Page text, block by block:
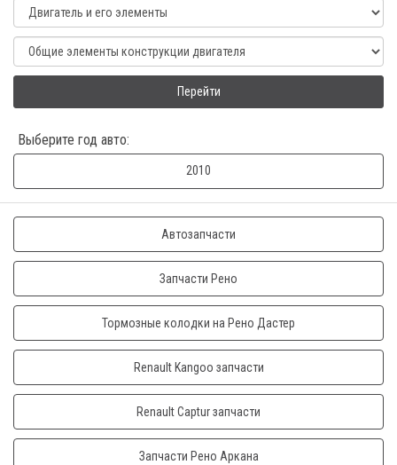
Перейти
Выберите год авто:
2010
Автозапчасти
Запчасти Рено
Тормозные колодки на Рено Дастер
Renault Kangoo запчасти
Renault Captur запчасти
Запчасти Рено Аркана